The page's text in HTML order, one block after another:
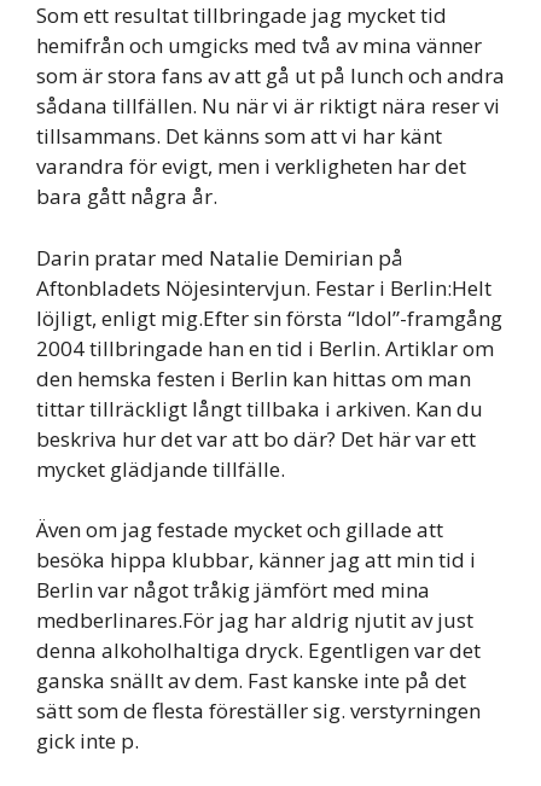
Som ett resultat tillbringade jag mycket tid
hemifrån och umgicks med två av mina vänner
som är stora fans av att gå ut på lunch och andra
sådana tillfällen. Nu när vi är riktigt nära reser vi
tillsammans. Det känns som att vi har känt
varandra för evigt, men i verkligheten har det
bara gått några år.
Darin pratar med Natalie Demirian på
Aftonbladets Nöjesintervjun. Festar i Berlin:Helt
löjligt, enligt mig.Efter sin första “Idol”-framgång
2004 tillbringade han en tid i Berlin. Artiklar om
den hemska festen i Berlin kan hittas om man
tittar tillräckligt långt tillbaka i arkiven. Kan du
beskriva hur det var att bo där? Det här var ett
mycket glädjande tillfälle.
Även om jag festade mycket och gillade att
besöka hippa klubbar, känner jag att min tid i
Berlin var något tråkig jämfört med mina
medberlinares.För jag har aldrig njutit av just
denna alkoholhaltiga dryck. Egentligen var det
ganska snällt av dem. Fast kanske inte på det
sätt som de flesta föreställer sig. verstyrningen
gick inte p.